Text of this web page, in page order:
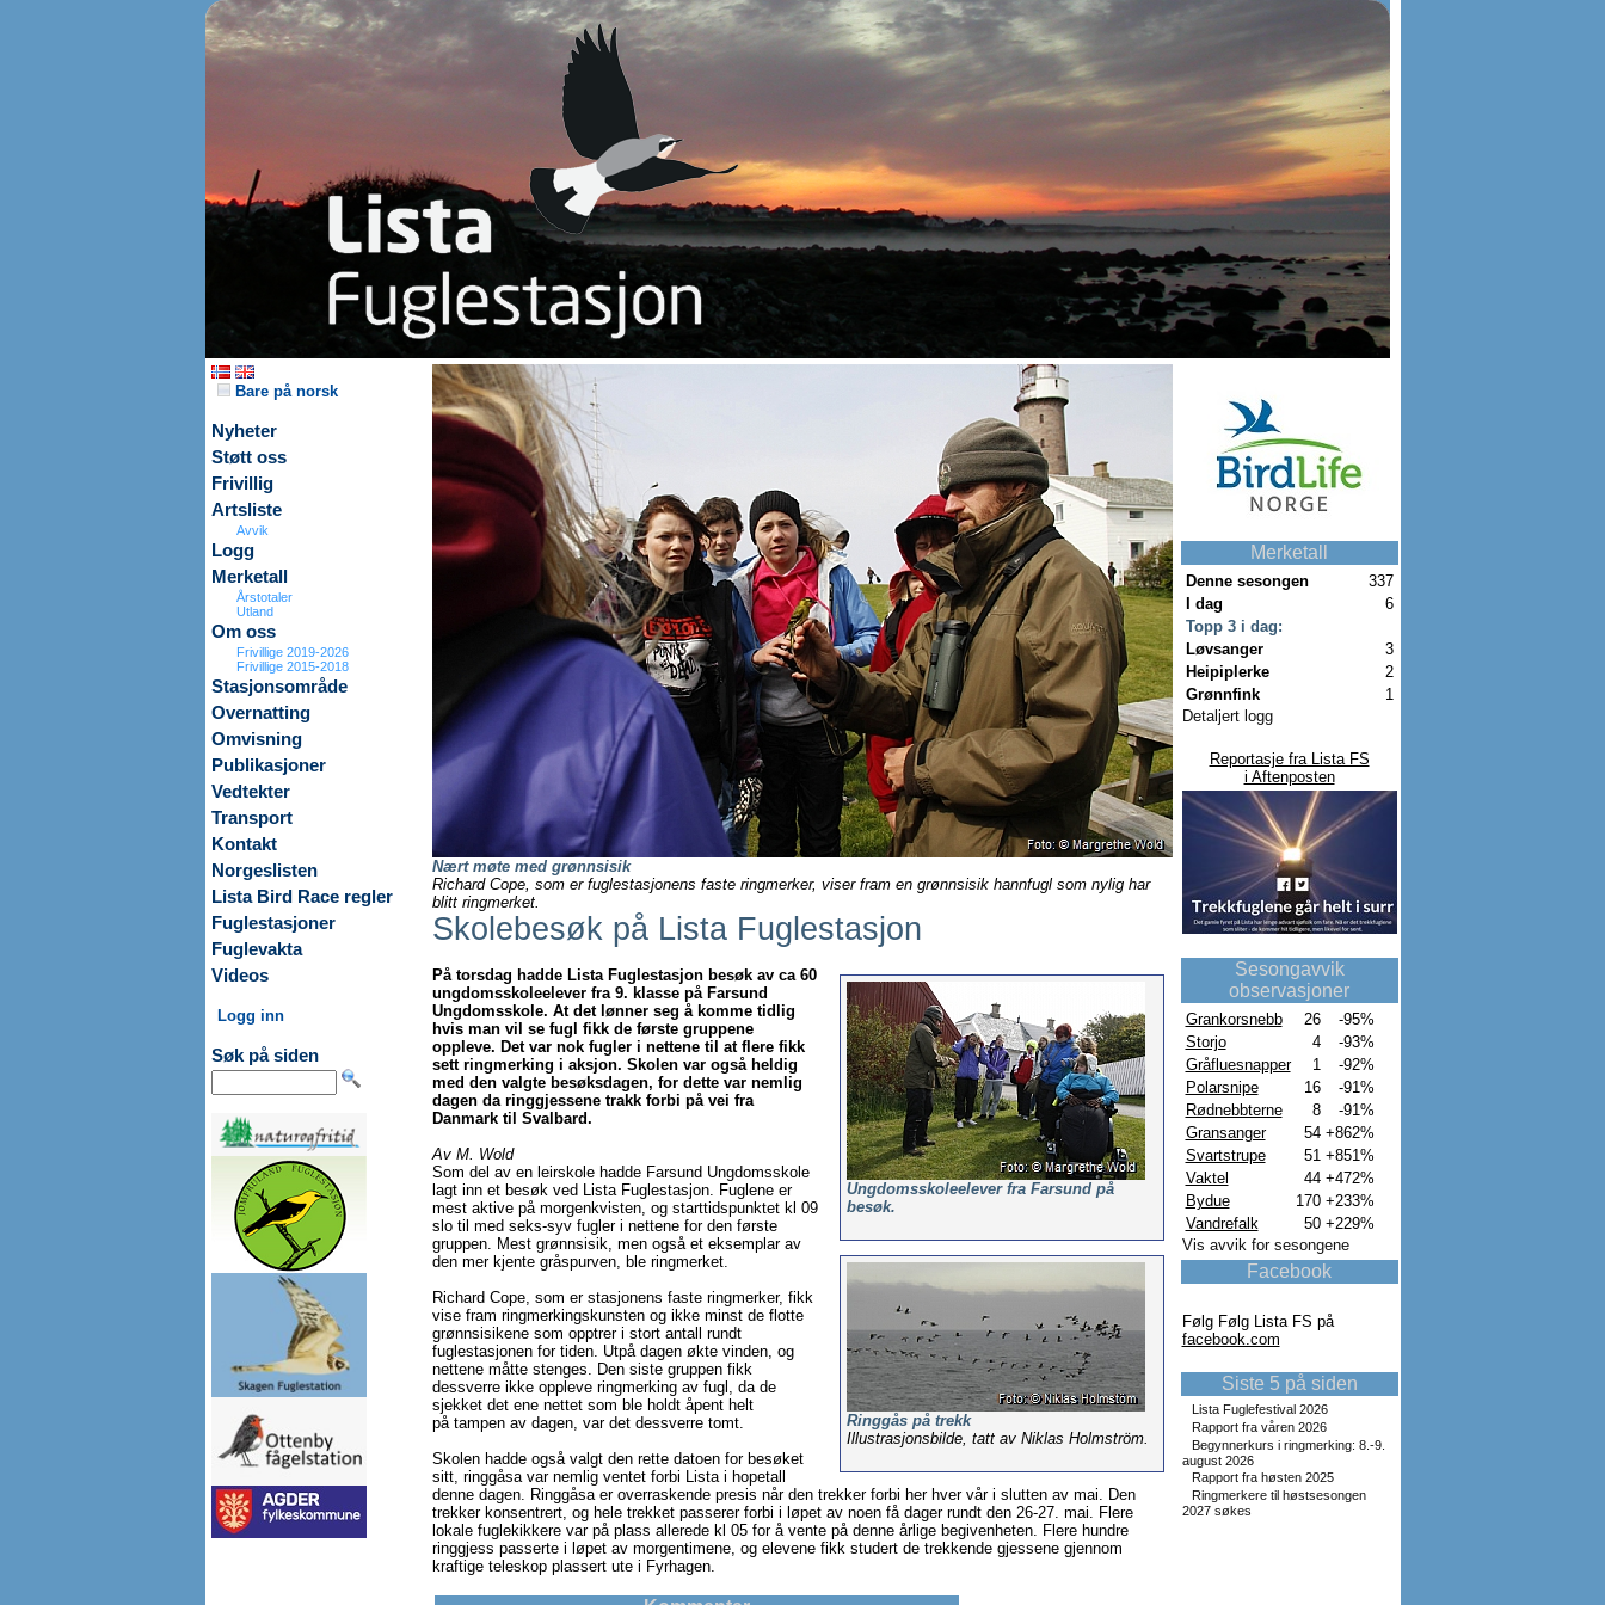
Bare på norsk
Nyheter
Støtt oss
Frivillig
Artsliste
Avvik
Logg
Merketall
Årstotaler
Utland
Om oss
Frivillige 2019-2026
Frivillige 2015-2018
Stasjonsområde
Overnatting
Omvisning
Publikasjoner
Vedtekter
Transport
Kontakt
Norgeslisten
Lista Bird Race regler
Fuglestasjoner
Fuglevakta
Videos
Logg inn
Søk på siden
Nært møte med grønnsisik
Richard Cope, som er fuglestasjonens faste ringmerker, viser fram en grønnsisik hannfugl som nylig har
blitt ringmerket.
Skolebesøk på Lista Fuglestasjon
Ungdomsskoleelever fra Farsund på
besøk.
Ringgås på trekk
Illustrasjonsbilde, tatt av Niklas Holmström.
På torsdag hadde Lista Fuglestasjon besøk av ca 60
ungdomsskoleelever fra 9. klasse på Farsund
Ungdomsskole. At det lønner seg å komme tidlig
hvis man vil se fugl fikk de første gruppene
oppleve. Det var nok fugler i nettene til at flere fikk
sett ringmerking i aksjon. Skolen var også heldig
med den valgte besøksdagen, for dette var nemlig
dagen da ringgjessene trakk forbi på vei fra
Danmark til Svalbard.
Av M. Wold
Som del av en leirskole hadde Farsund Ungdomsskole
lagt inn et besøk ved Lista Fuglestasjon. Fuglene er
mest aktive på morgenkvisten, og starttidspunktet kl 09
slo til med seks-syv fugler i nettene for den første
gruppen. Mest grønnsisik, men også et eksemplar av
den mer kjente gråspurven, ble ringmerket.
Richard Cope, som er stasjonens faste ringmerker, fikk
vise fram ringmerkingskunsten og ikke minst de flotte
grønnsisikene som opptrer i stort antall rundt
fuglestasjonen for tiden. Utpå dagen økte vinden, og
nettene måtte stenges. Den siste gruppen fikk
dessverre ikke oppleve ringmerking av fugl, da de
sjekket det ene nettet som ble holdt åpent helt
på tampen av dagen, var det dessverre tomt.
Skolen hadde også valgt den rette datoen for besøket
sitt, ringgåsa var nemlig ventet forbi Lista i hopetall
denne dagen. Ringgåsa er overraskende presis når den trekker forbi her hver vår i slutten av mai. Den
trekker konsentrert, og hele trekket passerer forbi i løpet av noen få dager rundt den 26-27. mai. Flere
lokale fuglekikkere var på plass allerede kl 05 for å vente på denne årlige begivenheten. Flere hundre
ringgjess passerte i løpet av morgentimene, og elevene fikk studert de trekkende gjessene gjennom
kraftige teleskop plassert ute i Fyrhagen.
Merketall
Denne sesongen
337
I dag
6
Topp 3 i dag:
Løvsanger
3
Heipiplerke
2
Grønnfink
1
Detaljert logg
Reportasje fra Lista FS
i Aftenposten
Sesongavvik
observasjoner
Grankorsnebb 26
-95%
Storjo
4
-93%
Gråfluesnapper
1
-92%
Polarsnipe
16
-91%
Rødnebbterne
8
-91%
Gransanger
54 +862%
Svartstrupe
51 +851%
Vaktel
44 +472%
Bydue
170 +233%
Vandrefalk
50 +229%
Vis avvik for sesongene
Facebook
Følg Følg Lista FS på
facebook.com
Siste 5 på siden
Lista Fuglefestival 2026
Rapport fra våren 2026
Begynnerkurs i ringmerking: 8.-9.
august 2026
Rapport fra høsten 2025
Ringmerkere til høstsesongen
2027 søkes